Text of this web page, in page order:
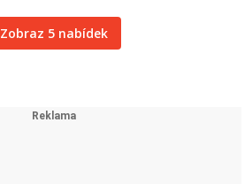
Zobraz 5 nabídek